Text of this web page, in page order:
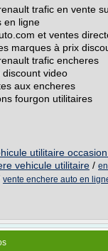
trafic en vente
en ligne
et ventes
marques à prix
trafic encheres
video
aux encheres
fourgon utilitaires
utilitaire
vehicule utilitaire /
vente enchere auto en